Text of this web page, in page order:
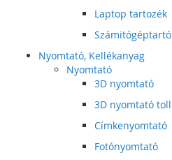
Laptop tartozék
Számitógéptartó
Nyomtató, Kellékanyag
Nyomtató
3D nyomtató
3D nyomtató toll
Címkenyomtató
Fotónyomtató